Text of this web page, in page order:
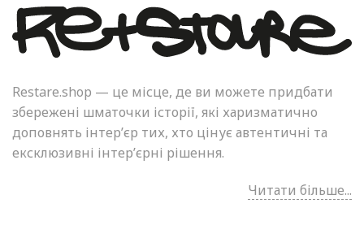
Restare.shop — це місце, де ви можете придбати
збережені шматочки історії, які харизматично
доповнять інтер’єр тих, хто цінує автентичні та
ексклюзивні інтер’єрні рішення.
Читати більше...